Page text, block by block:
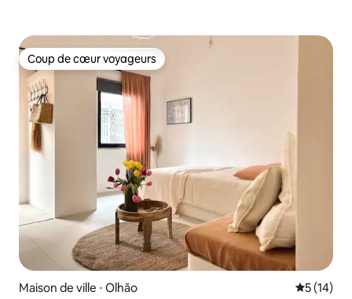
Coup de cœur voyageurs
Coup de cœur voyageurs
Maison de ville ⋅ Olhão
5 (14)